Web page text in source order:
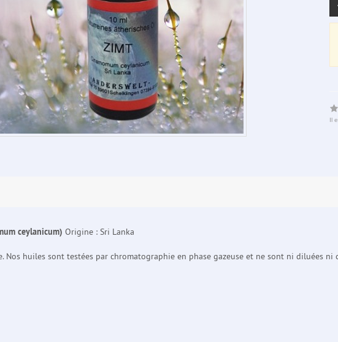
Il
ceylanicum) Origine : Sri Lanka
huiles sont testées par chromatographie en phase gazeuse et ne sont ni diluées ni